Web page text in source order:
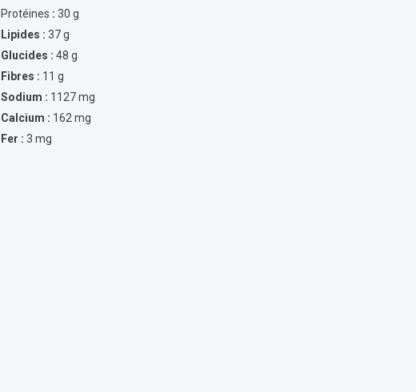
Protéines : 30 g
Lipides :37 g
Glucides :48 g
Fibres : 11 g
Sodium : 1127 mg
Calcium : 162 mg
Fer :3 mg